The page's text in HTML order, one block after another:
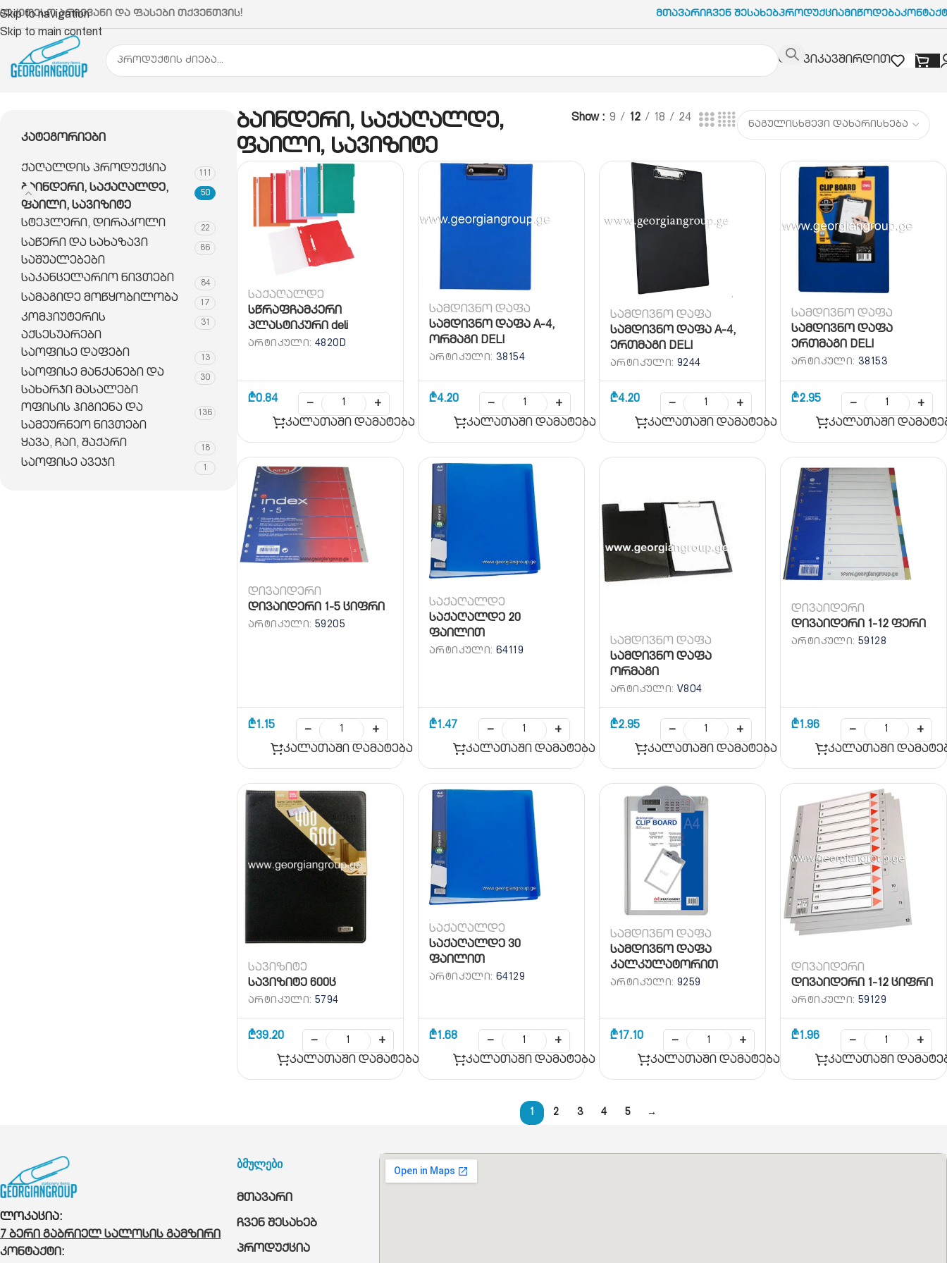
Skip to navigation
Skip to main content
არჩევანი და ფასები თქვენთვის! ᲛთავარიᲩვენ ᲨესახებᲞროდუქციაᲛიწოდება
დაგვიკავშირდით
Კატეგორიები
ქაღალდის პროდუქცია 111
ბაინდერი, საქაღალდე,
ფაილი, სავიზიტე
50
სტეპლერი, დირაკოლი 22
საწერი და სახაზავი
საშუალებები
86
საკანცელარიო ნივთები 84
სამაგიდე მოწყობილობა 17
კომპიუტერის
აქსესუარები
31
საოფისე დაფები 13
საოფისე მანქანები და
სახარჯი მასალები
30
ოფისის ჰიგიენა და
სამეურნეო ნივთები
136
ყავა, ჩაი, შაქარი 18
საოფისე ავეჯი 1
ბაინდერი, საქაღალდე,
ფაილი, სავიზიტე
Show 9 12 18 24
საქაღალდე
სწრაფჩამკერი
პლასტიკური deli
ᲐᲠᲢᲘᲙᲣᲚᲘ: 4820D
₾0.84 −
+
კალათაში დამატება
სამდივნო დაფა
სამდივნო დაფა A-4,
ორმაგი DELI
ᲐᲠᲢᲘᲙᲣᲚᲘ: 38154
₾4.20 −
+
კალათაში დამატება
სამდივნო დაფა
სამდივნო დაფა A-4,
ერთმაგი DELI
ᲐᲠᲢᲘᲙᲣᲚᲘ: 9244
₾4.20 −
+
კალათაში დამატება
სამდივნო დაფა
სამდივნო დაფა
ერთმაგი DELI
ᲐᲠᲢᲘᲙᲣᲚᲘ: 38153
₾2.95 −
+
კალათაში
დივაიდერი
დივაიდერი 1-5 ციფრი
ᲐᲠᲢᲘᲙᲣᲚᲘ: 59205
₾1.15 −
+
კალათაში დამატება
საქაღალდე
საქაღალდე 20
ფაილით
ᲐᲠᲢᲘᲙᲣᲚᲘ: 64119
₾1.47 −
+
კალათაში დამატება
სამდივნო დაფა
სამდივნო დაფა
ორმაგი
ᲐᲠᲢᲘᲙᲣᲚᲘ: V804
₾2.95 −
+
კალათაში დამატება
დივაიდერი
დივაიდერი 1-12 ფერი
ᲐᲠᲢᲘᲙᲣᲚᲘ: 59128
₾1.96 −
+
კალათაში
სავიზიტე
სავიზიტე 600ც
ᲐᲠᲢᲘᲙᲣᲚᲘ: 5794
₾39.20 −
+
კალათაში დამატება
საქაღალდე
საქაღალდე 30
ფაილით
ᲐᲠᲢᲘᲙᲣᲚᲘ: 64129
₾1.68 −
+
კალათაში დამატება
სამდივნო დაფა
სამდივნო დაფა
კალკულატორით
ᲐᲠᲢᲘᲙᲣᲚᲘ: 9259
₾17.10 −
+
კალათაში დამატება
დივაიდერი
დივაიდერი 1-12 ციფრი
ᲐᲠᲢᲘᲙᲣᲚᲘ: 59129
₾1.96 −
+
კალათაში
1 2 3 4 5 →
ლოკაცია:
7 ბერი გაბრიელ სალოსის გამზირი
კონტაქტი:
ბმულები
მთავარი
ჩვენ შესახებ
პროდუქცია